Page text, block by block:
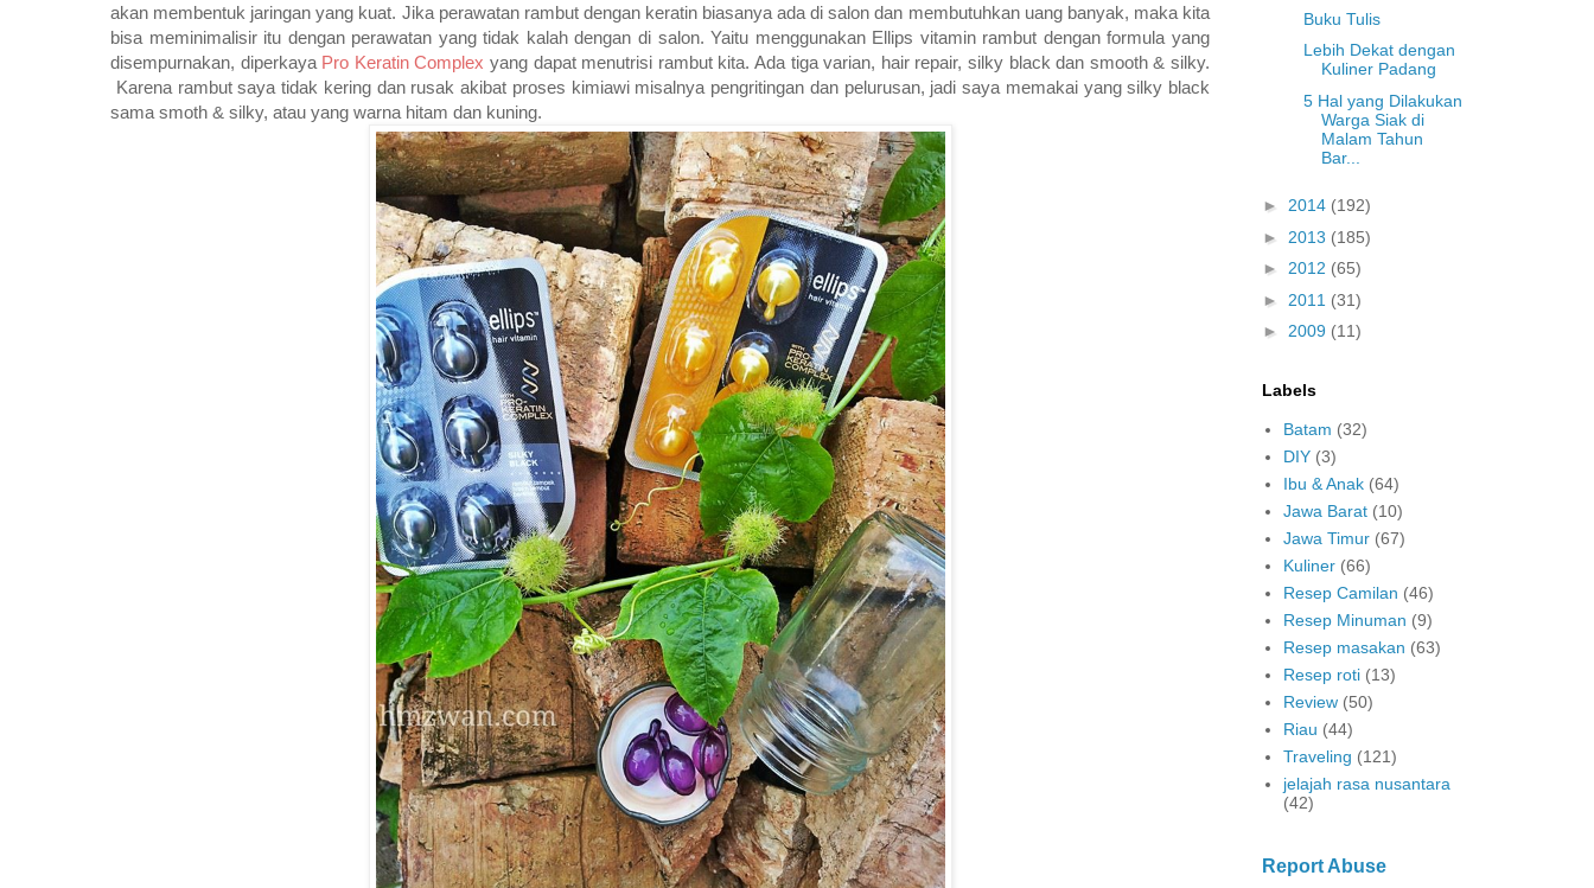
akan membentuk jaringan yang kuat. Jika perawatan rambut dengan keratin biasanya ada di salon dan membutuhkan uang banyak, maka kita
bisa meminimalisir itu dengan perawatan yang tidak kalah dengan di salon. Yaitu menggunakan Ellips vitamin rambut dengan formula yang
disempurnakan, diperkaya Pro Keratin Complex yang dapat menutrisi rambut kita. Ada tiga varian, hair repair, silky black dan smooth & silky.
Karena rambut saya tidak kering dan rusak akibat proses kimiawi misalnya pengritingan dan pelurusan, jadi saya memakai yang silky black
sama smoth & silky, atau yang warna hitam dan kuning.
Buku Tulis
Lebih Dekat dengan
Kuliner Padang
5 Hal yang Dilakukan
Warga Siak di
Malam Tahun
Bar...
► 2014 (192)
► 2013 (185)
► 2012 (65)
► 2011 (31)
► 2009 (11)
Labels
Batam (32)
DIY (3)
Ibu & Anak (64)
Jawa Barat (10)
Jawa Timur (67)
Kuliner (66)
Resep Camilan (46)
Resep Minuman (9)
Resep masakan (63)
Resep roti (13)
Review (50)
Riau (44)
Traveling (121)
jelajah rasa nusantara
(42)
Report Abuse